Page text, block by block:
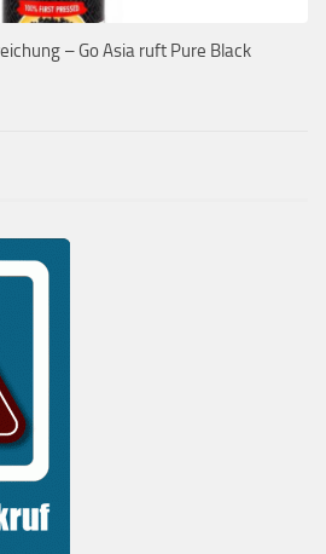
– Go Asia ruft Pure Black